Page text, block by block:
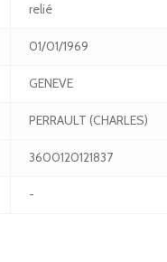
relié
01/01/1969
GENEVE
PERRAULT (CHARLES)
3600120121837
-